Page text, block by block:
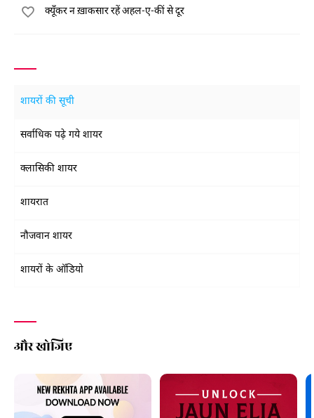
क्यूँकर न ख़ाकसार रहें अहल-ए-कीं से दूर
शायरों की सूची
सर्वाधिक पढ़े गये शायर
क्लासिकी शायर
शायरात
नौजवान शायर
शायरों के ऑडियो
और खोजिए